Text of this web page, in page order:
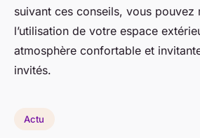
suivant ces conseils, vous pouvez
l’utilisation de votre espace
atmosphère confortable et
invités.
Actu